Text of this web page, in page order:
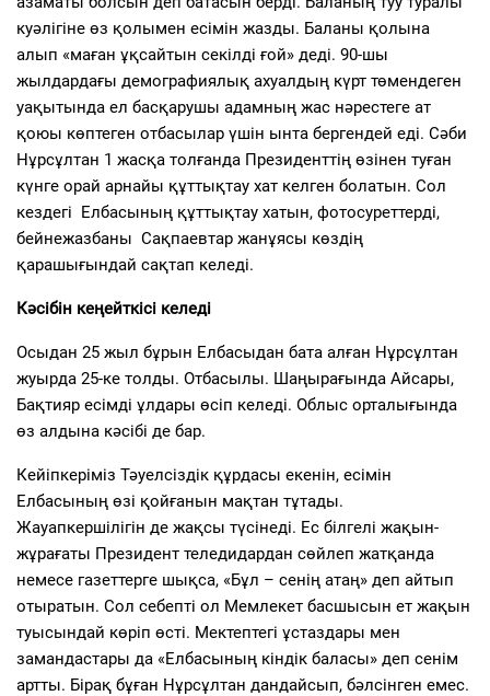
куәлігіне өз қолымен есімін жазды. Баланы қолына
алып «маған ұқсайтын секілді ғой» деді. 90-шы
жылдардағы демографиялық ахуалдың күрт төмендеген
уақытында ел басқарушы адамның жас нәрестеге ат
қоюы көптеген отбасылар үшін ынта бергендей еді. Сәби
Нұрсұлтан 1 жасқа толғанда Президенттің өзінен туған
күнге орай арнайы құттықтау хат келген болатын. Сол
кездегі Елбасының құттықтау хатын, фотосуреттерді,
бейнежазбаны Сақпаевтар жанұясы көздің
қарашығындай сақтап келеді.
Кәсібін кеңейткісі келеді
Осыдан 25 жыл бұрын Елбасыдан бата алған Нұрсұлтан
жуырда 25-ке толды. Отбасылы. Шаңырағында Айсары,
Бақтияр есімді ұлдары өсіп келеді. Облыс орталығында
өз алдына кәсібі де бар.
Кейіпкеріміз Тәуелсіздік құрдасы екенін, есімін
Елбасының өзі қойғанын мақтан тұтады.
Жауапкершілігін де жақсы түсінеді. Ес білгелі жақын-
жұрағаты Президент теледидардан сөйлеп жатқанда
немесе газеттерге шықса, «Бұл – сенің атаң» деп айтып
отыратын. Сол себепті ол Мемлекет басшысын ет жақын
туысындай көріп өсті. Мектептегі ұстаздары мен
замандастары да «Елбасының кіндік баласы» деп сенім
артты. Бірақ бұған Нұрсұлтан дандайсып, бәлсінген емес.